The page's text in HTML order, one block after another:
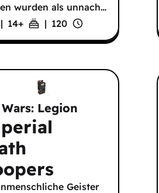
wurden als unnach…
| 14+ | 120
Legion
Geister